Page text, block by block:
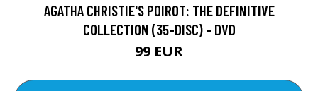
AGATHA CHRISTIE'S POIROT: THE DEFINITIVE
COLLECTION (35-DISC) - DVD
99 EUR